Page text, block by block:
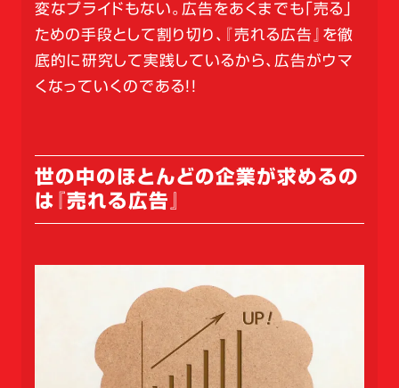
変なプライドもない。広告をあくまでも「売る」
ための手段として割り切り、『売れる広告』を徹
底的に研究して実践しているから、広告がウマ
くなっていくのである！！
世の中のほとんどの企業が求めるの
は『売れる広告』